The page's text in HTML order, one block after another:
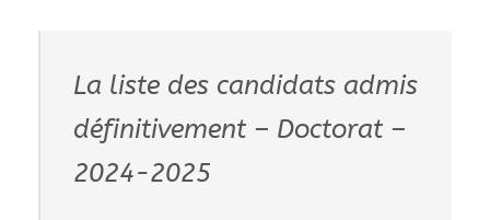
La liste des candidats admis
définitivement – Doctorat –
2024-2025